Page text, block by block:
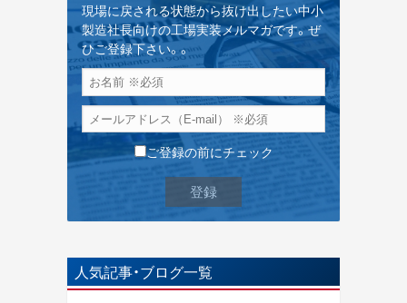
現場に戻される状態から抜け出したい中小
製造社長向けの工場実装メルマガです。ぜ
ひご登録下さい。。
ご登録の前にチェック
人気記事・ブログ一覧